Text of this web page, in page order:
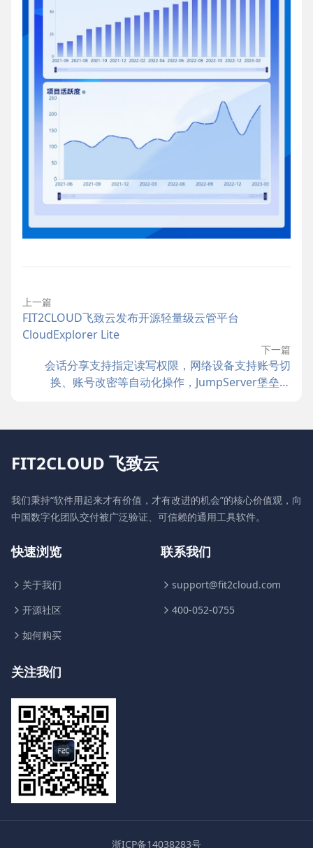
上一篇
FIT2CLOUD飞致云发布开源轻量级云管平台
CloudExplorer Lite
下一篇
会话分享支持指定读写权限，网络设备支持账号切
换、账号改密等自动化操作，JumpServer堡垒机
FIT2CLOUD 飞致云
我们秉持“软件用起来才有价值，才有改进的机会”的核心价值观，向
中国数字化团队交付被广泛验证、可信赖的通用工具软件。
快速浏览
关于我们
开源社区
如何购买
联系我们
support@fit2cloud.com
400-052-0755
关注我们
浙ICP备14038283号